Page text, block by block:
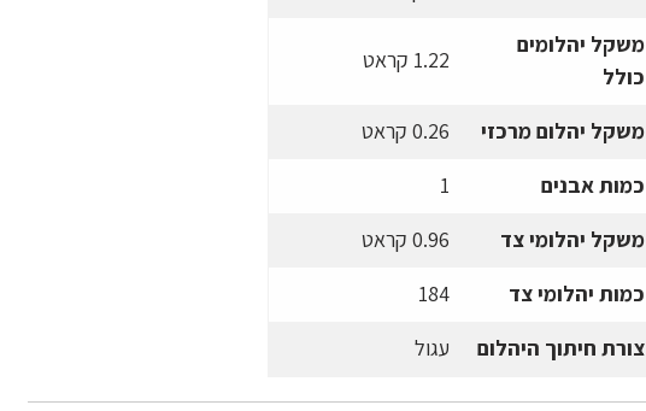
משקל יהלומים
כולל
1.22 קראט
משקל יהלום מרכזי
0.26 קראט
כמות אבנים
1
משקל יהלומי צד
0.96 קראט
כמות יהלומי צד
184
צורת חיתוך היהלום
עגול